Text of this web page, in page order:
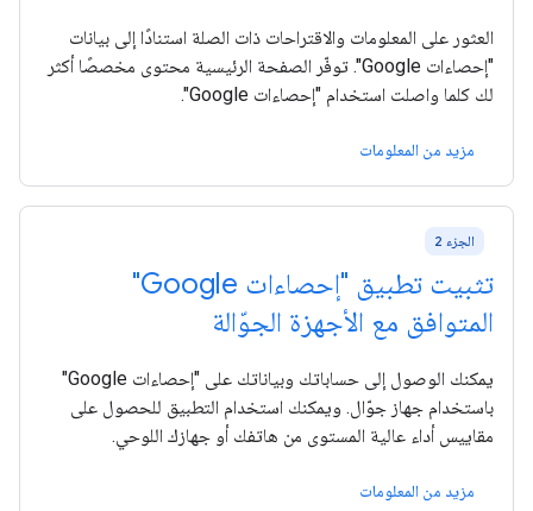
العثور على المعلومات والاقتراحات ذات الصلة استنادًا إلى بيانات
"إحصاءات Google". توفّر الصفحة الرئيسية محتوى مخصصًا أكثر
لك كلما واصلت استخدام "إحصاءات Google".
مزيد من المعلومات
الجزء 2
تثبيت تطبيق "إحصاءات Google"
المتوافق مع الأجهزة الجوّالة
يمكنك الوصول إلى حساباتك وبياناتك على "إحصاءات Google"
باستخدام جهاز جوّال. ويمكنك استخدام التطبيق للحصول على
مقاييس أداء عالية المستوى من هاتفك أو جهازك اللوحي.
مزيد من المعلومات